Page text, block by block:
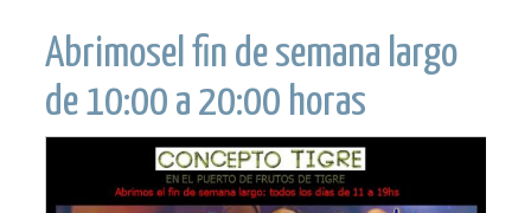
Abrimosel fin de semana largo
de 10:00 a 20:00 horas